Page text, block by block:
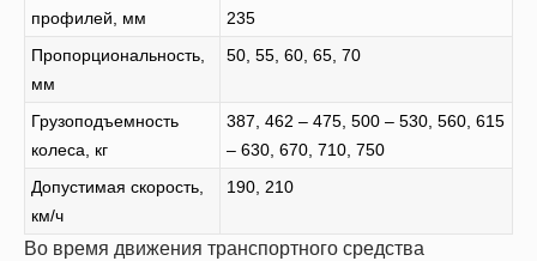
профилей, мм
235
Пропорциональность,
мм
50, 55, 60, 65, 70
Грузоподъемность
колеса, кг
387, 462 – 475, 500 – 530, 560, 615
– 630, 670, 710, 750
Допустимая скорость,
км/ч
190, 210
Во время движения транспортного средства